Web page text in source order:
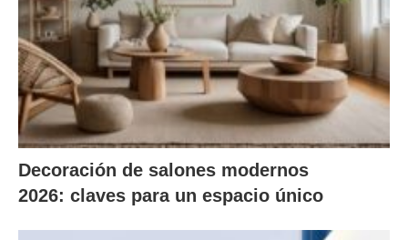
Decoración de salones modernos
2026: claves para un espacio único